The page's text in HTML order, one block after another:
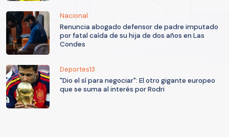
Nacional
Renuncia abogado defensor de padre imputado
por fatal caída de su hija de dos años en Las
Condes
Deportes13
"Dio el sí para negociar": El otro gigante europeo
que se suma al interés por Rodri